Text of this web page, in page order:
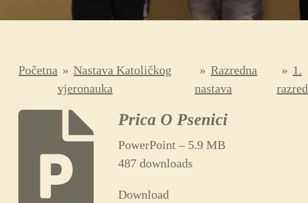
Početna » Nastava Katoličkog
vjeronauka
» Razredna
nastava
» 1.
razred
Prica O Psenici
PowerPoint – 5.9 MB
487 downloads
Download